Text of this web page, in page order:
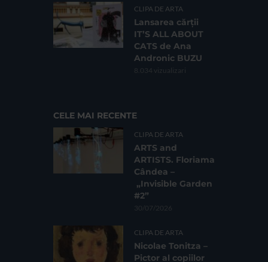
CLIPA DE ARTA
Lansarea cărții
IT’S ALL ABOUT
CATS de Ana
Andronic BUZU
8.034 vizualizari
CELE MAI RECENTE
CLIPA DE ARTA
ARTS and
ARTISTS. Floriama
Cândea –
„Invisible Garden
#2”
30/07/2026
CLIPA DE ARTA
Nicolae Tonitza –
Pictor al copiilor